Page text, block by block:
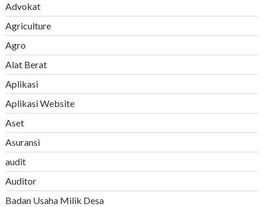
Advokat
Agriculture
Agro
Alat Berat
Aplikasi
Aplikasi Website
Aset
Asuransi
audit
Auditor
Badan Usaha Milik Desa